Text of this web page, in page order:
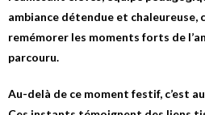
ambiance détendue et chaleureuse,
remémorer les moments forts de
parcouru.
Au-delà de ce moment festif, c’est